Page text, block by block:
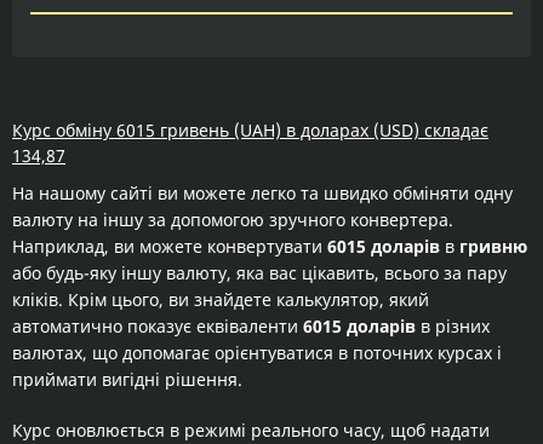
Курс обміну 6015 гривень (UAH) в доларах (USD) складає
134,87
На нашому сайті ви можете легко та швидко обміняти одну
валюту на іншу за допомогою зручного конвертера.
Наприклад, ви можете конвертувати 6015 доларів в гривню
або будь-яку іншу валюту, яка вас цікавить, всього за пару
кліків. Крім цього, ви знайдете калькулятор, який
автоматично показує еквіваленти 6015 доларів в різних
валютах, що допомагає орієнтуватися в поточних курсах і
приймати вигідні рішення.
Курс оновлюється в режимі реального часу, щоб надати